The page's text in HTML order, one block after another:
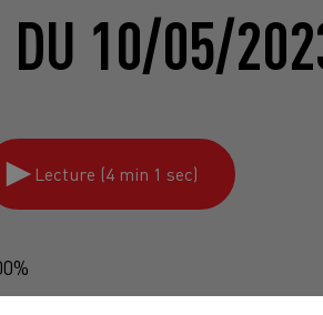
DU 10/05/
Lecture (4 min 1 sec)